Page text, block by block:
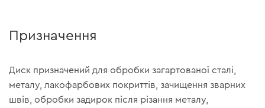
Призначення
Диск призначений для обробки загартованої сталі,
металу, лакофарбових покриттів, зачищення зварних
швів, обробки задирок після різання металу,